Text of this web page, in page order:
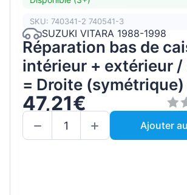
SKU: 740341-2 740541-3
SUZUKI VITARA 1988-1998
Réparation bas de
intérieur + extérieur /
= Droite
Ensemble
47,21€
Ajouter